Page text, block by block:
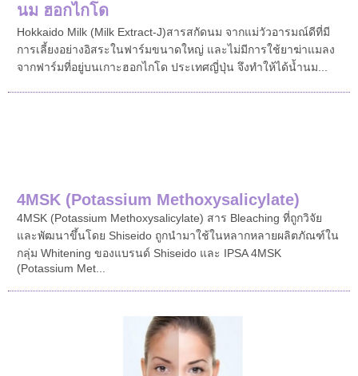
นม ฮอกไกโด
Hokkaido Milk (Milk Extract-J)สารสกัดนม จากแม่วัวอารมณ์ดีที่มี
การเลี้ยงอย่างอิสระในฟาร์มขนาดใหญ่ และไม่มีการใช้ยาฆ่าแมลง
จากฟาร์มที่อยู่บนเกาะฮอกไกโด ประเทศญี่ปุ่น จึงทำให้ได้น้ำนม...
4MSK (Potassium Methoxysalicylate)
4MSK (Potassium Methoxysalicylate) สาร Bleaching ที่ถูกวิจัย
และพัฒนาขึ้นโดย Shiseido ถูกนำมาใช้ในหลากหลายผลิตภัณฑ์ใน
กลุ่ม Whitening ของแบรนด์ Shiseido และ IPSA 4MSK
(Potassium Met...